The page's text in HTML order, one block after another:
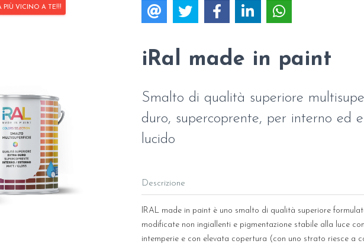
PIÙ VICINO A TE!!!
iRal made in paint
Smalto di qualità superiore
duro, supercoprente, per interno ed
lucido
Descrizione
IRAL made in paint è uno smalto di qualità superiore
modificate non ingiallenti e pigmentazione stabile alla luce
intemperie e con elevata copertura (con uno strato riesce a